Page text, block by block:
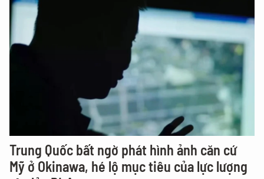
Trung Quốc bất ngờ phát hình ảnh căn cứ
Mỹ ở Okinawa, hé lộ mục tiêu của lực lượng